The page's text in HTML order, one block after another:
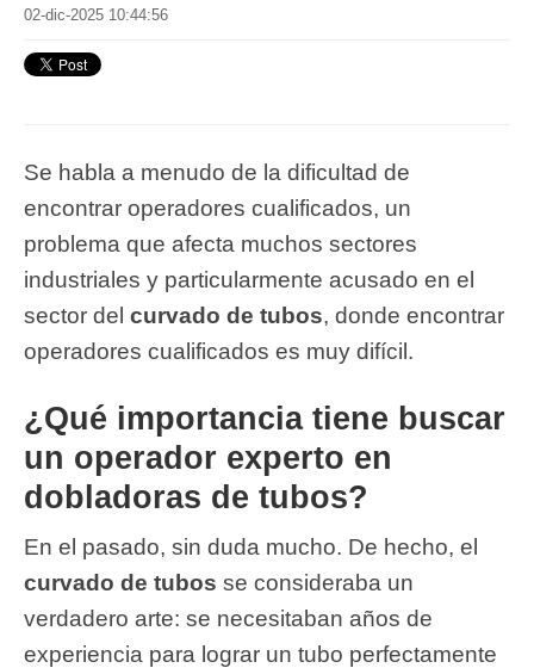
02-dic-2025 10:44:56
Se habla a menudo de la dificultad de
encontrar operadores cualificados, un
problema que afecta muchos sectores
industriales y particularmente acusado en el
sector del curvado de tubos, donde encontrar
operadores cualificados es muy difícil.
¿Qué importancia tiene buscar
un operador experto en
dobladoras de tubos?
En el pasado, sin duda mucho. De hecho, el
curvado de tubos se consideraba un
verdadero arte: se necesitaban años de
experiencia para lograr un tubo perfectamente